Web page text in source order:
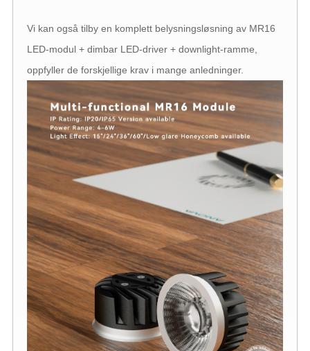
Vi kan også tilby en komplett belysningsløsning av MR16
LED-modul + dimbar LED-driver + downlight-ramme,
oppfyller de forskjellige krav i mange anledninger.